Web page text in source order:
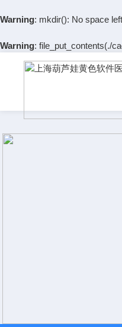
Warning: mkdir(): No space
Warning: file_put_contents(./